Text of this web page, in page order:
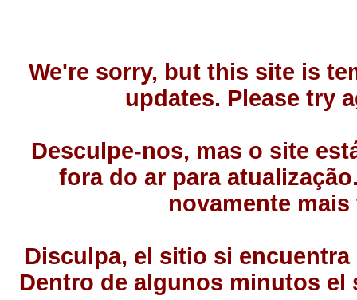
We're sorry, but this site is
updates. Please try
Desculpe-nos, mas o site
fora do ar para
novamente mais
Disculpa, el sitio si
Dentro de algunos minutos el